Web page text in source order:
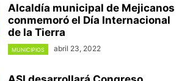
Alcaldía municipal de Mejicanos
conmemoró el Día Internacional
de la Tierra
MUNICIPIOS abril 23, 2022